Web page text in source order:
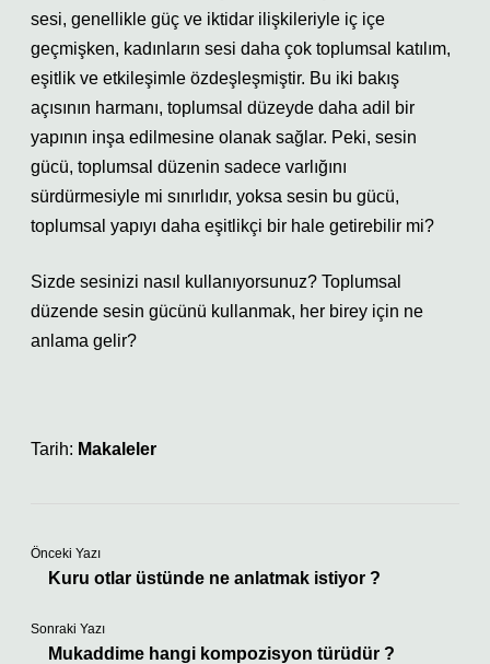
sesi, genellikle güç ve iktidar ilişkileriyle iç içe
geçmişken, kadınların sesi daha çok toplumsal katılım,
eşitlik ve etkileşimle özdeşleşmiştir. Bu iki bakış
açısının harmanı, toplumsal düzeyde daha adil bir
yapının inşa edilmesine olanak sağlar. Peki, sesin
gücü, toplumsal düzenin sadece varlığını
sürdürmesiyle mi sınırlıdır, yoksa sesin bu gücü,
toplumsal yapıyı daha eşitlikçi bir hale getirebilir mi?
Sizde sesinizi nasıl kullanıyorsunuz? Toplumsal
düzende sesin gücünü kullanmak, her birey için ne
anlama gelir?
Tarih: Makaleler
Önceki Yazı
Kuru otlar üstünde ne anlatmak istiyor ?
Sonraki Yazı
Mukaddime hangi kompozisyon türüdür ?